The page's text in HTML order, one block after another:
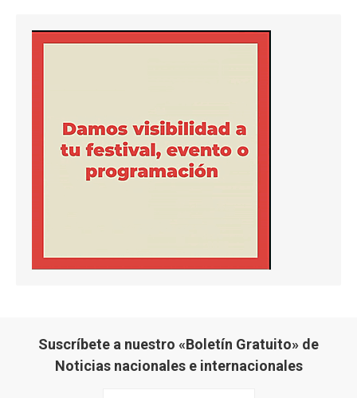
Suscríbete a nuestro «Boletín Gratuito» de
Noticias nacionales e internacionales